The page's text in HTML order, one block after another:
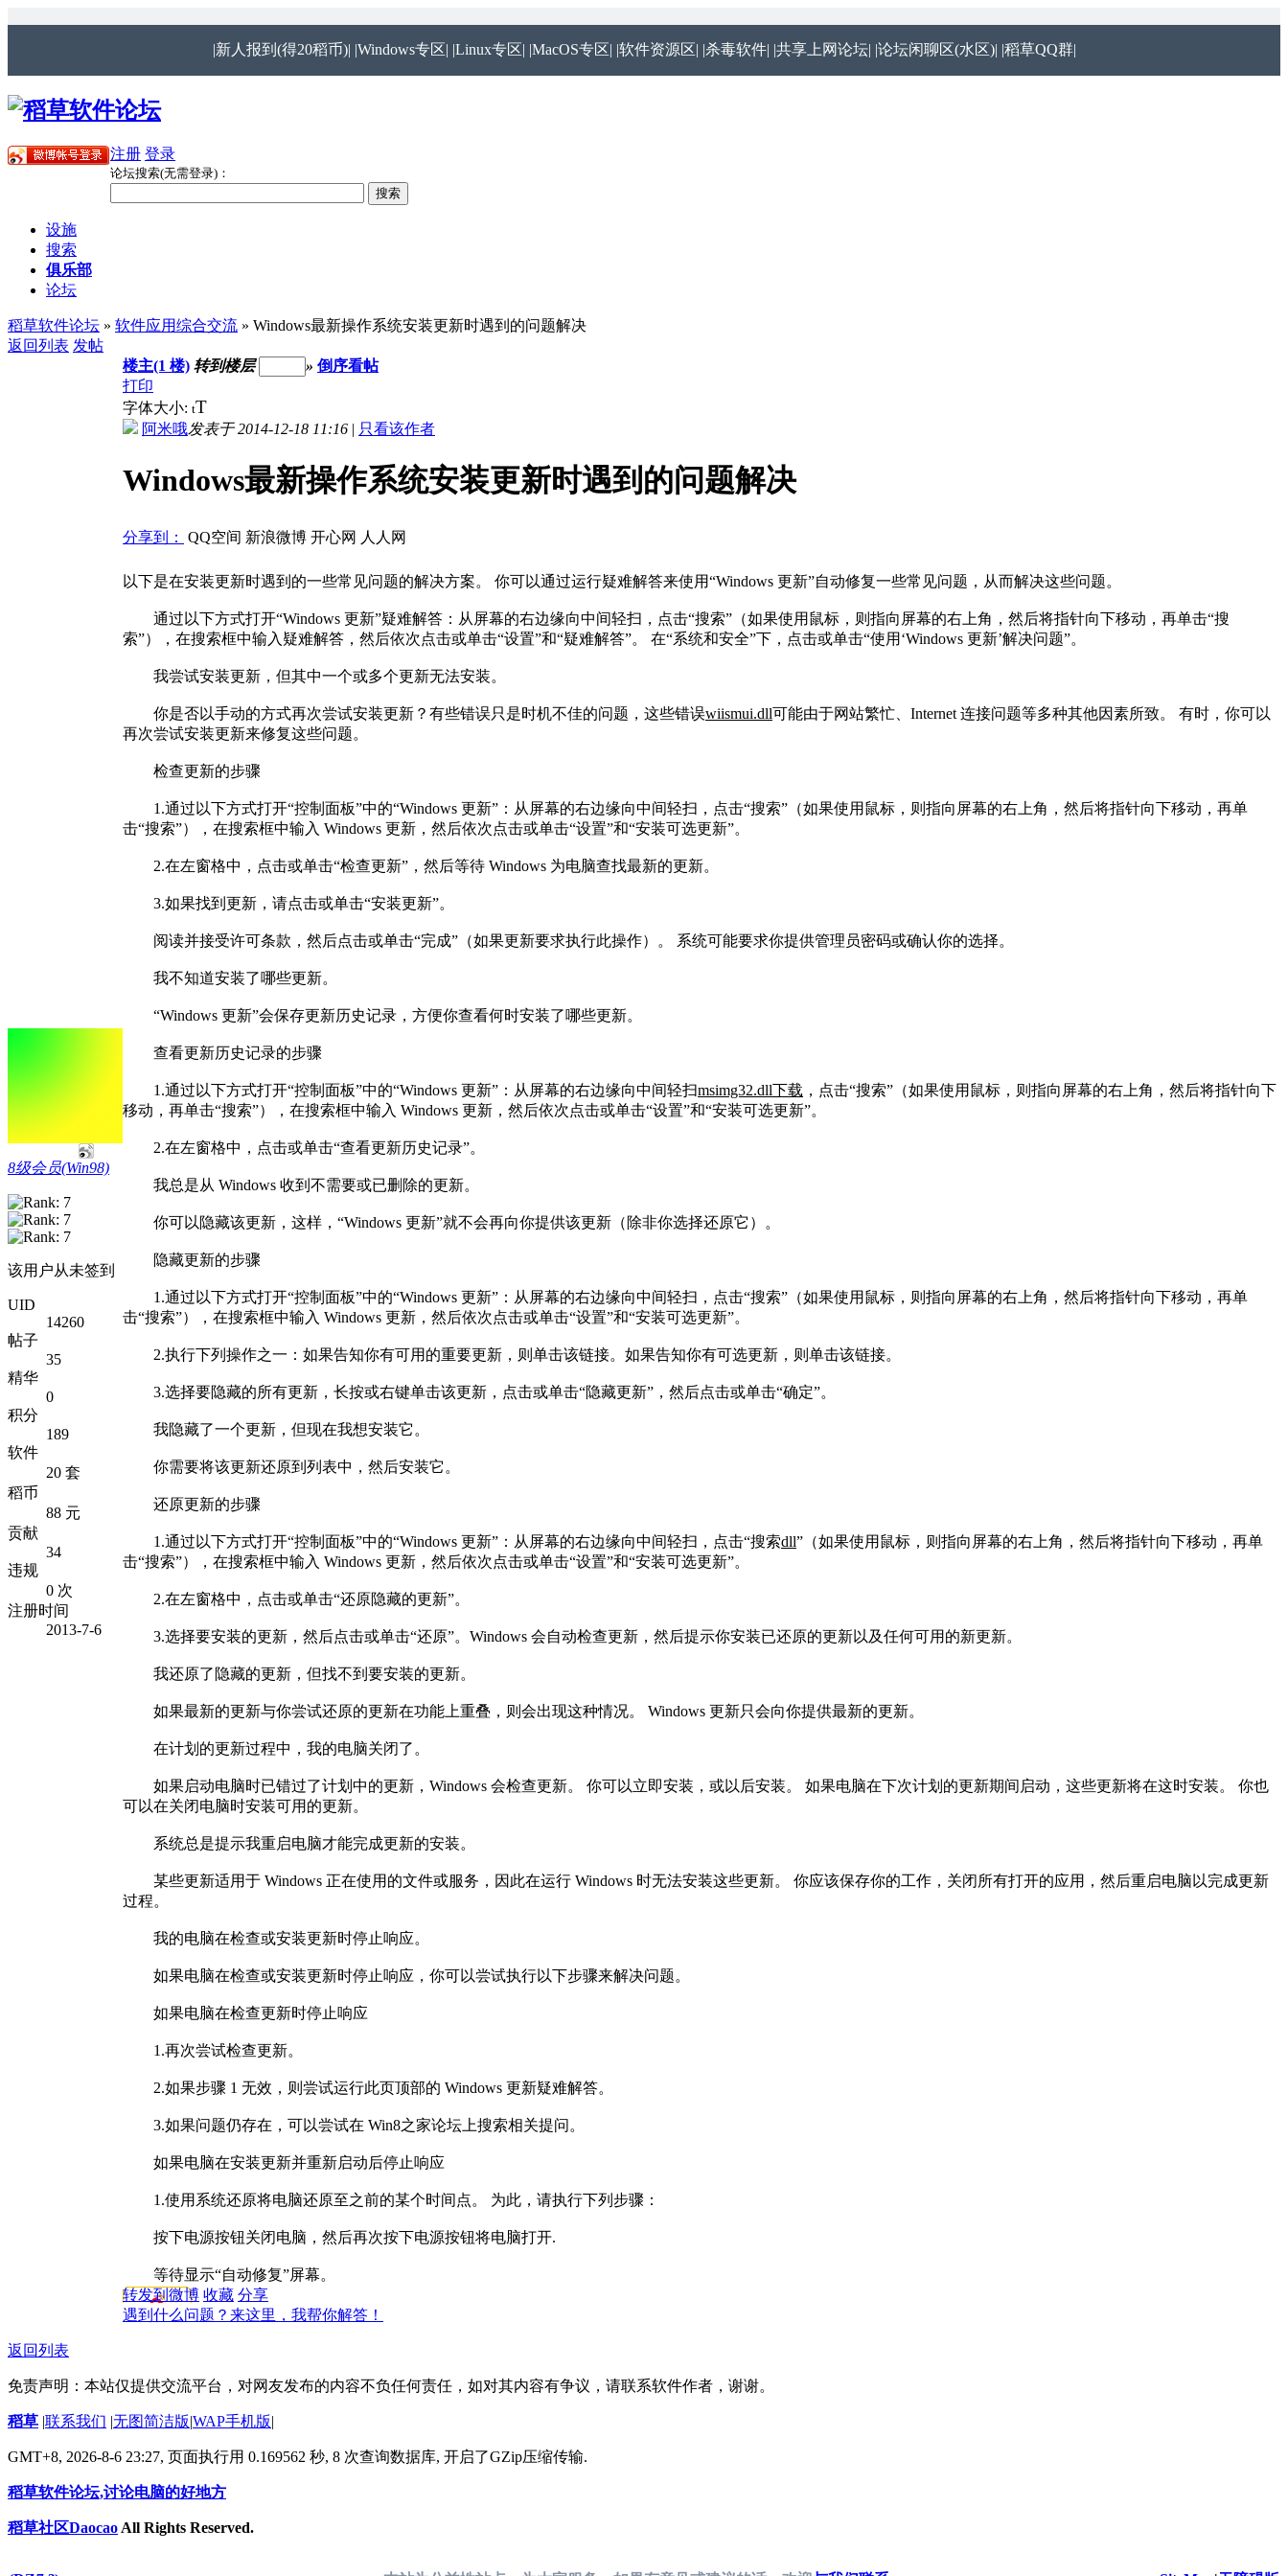
|新人报到(得20稻币)| |Windows专区| |Linux专区| |MacOS专区| |软件资源区| |杀毒软件| |共享上网论坛| |论坛闲聊区(水区)| |稻草QQ群|
注册 登录
论坛搜索(无需登录)：
设施
搜索
俱乐部
论坛
稻草软件论坛 » 软件应用综合交流 » Windows最新操作系统安装更新时遇到的问题解决
返回列表 发帖
8级会员(Win98)
该用户从未签到
UID
14260
帖子
35
精华
0
积分
189
软件
20 套
稻币
88 元
贡献
34
违规
0 次
注册时间
2013-7-6
楼主(1 楼) 转到楼层 » 倒序看帖
打印
字体大小: tT
阿米哦发表于 2014-12-18 11:16 | 只看该作者
Windows最新操作系统安装更新时遇到的问题解决
分享到： QQ空间 新浪微博 开心网 人人网
以下是在安装更新时遇到的一些常见问题的解决方案。 你可以通过运行疑难解答来使用“Windows 更新”自动修复一些常见问题，从而解决这些问题。
通过以下方式打开“Windows 更新”疑难解答：从屏幕的右边缘向中间轻扫，点击“搜索”（如果使用鼠标，则指向屏幕的右上角，然后将指针向下移动，再单击“搜
索”），在搜索框中输入疑难解答，然后依次点击或单击“设置”和“疑难解答”。 在“系统和安全”下，点击或单击“使用‘Windows 更新’解决问题”。
我尝试安装更新，但其中一个或多个更新无法安装。
你是否以手动的方式再次尝试安装更新？有些错误只是时机不佳的问题，这些错误wiismui.dll可能由于网站繁忙、Internet 连接问题等多种其他因素所致。 有时，你可以
再次尝试安装更新来修复这些问题。
检查更新的步骤
1.通过以下方式打开“控制面板”中的“Windows 更新”：从屏幕的右边缘向中间轻扫，点击“搜索”（如果使用鼠标，则指向屏幕的右上角，然后将指针向下移动，再单
击“搜索”），在搜索框中输入 Windows 更新，然后依次点击或单击“设置”和“安装可选更新”。
2.在左窗格中，点击或单击“检查更新”，然后等待 Windows 为电脑查找最新的更新。
3.如果找到更新，请点击或单击“安装更新”。
阅读并接受许可条款，然后点击或单击“完成”（如果更新要求执行此操作）。 系统可能要求你提供管理员密码或确认你的选择。
我不知道安装了哪些更新。
“Windows 更新”会保存更新历史记录，方便你查看何时安装了哪些更新。
查看更新历史记录的步骤
1.通过以下方式打开“控制面板”中的“Windows 更新”：从屏幕的右边缘向中间轻扫msimg32.dll下载 ，点击“搜索”（如果使用鼠标，则指向屏幕的右上角，然后将指针向下
移动，再单击“搜索”），在搜索框中输入 Windows 更新，然后依次点击或单击“设置”和“安装可选更新”。
2.在左窗格中，点击或单击“查看更新历史记录”。
我总是从 Windows 收到不需要或已删除的更新。
你可以隐藏该更新，这样，“Windows 更新”就不会再向你提供该更新（除非你选择还原它）。
隐藏更新的步骤
1.通过以下方式打开“控制面板”中的“Windows 更新”：从屏幕的右边缘向中间轻扫，点击“搜索”（如果使用鼠标，则指向屏幕的右上角，然后将指针向下移动，再单
击“搜索”），在搜索框中输入 Windows 更新，然后依次点击或单击“设置”和“安装可选更新”。
2.执行下列操作之一：如果告知你有可用的重要更新，则单击该链接。如果告知你有可选更新，则单击该链接。
3.选择要隐藏的所有更新，长按或右键单击该更新，点击或单击“隐藏更新”，然后点击或单击“确定”。
我隐藏了一个更新，但现在我想安装它。
你需要将该更新还原到列表中，然后安装它。
还原更新的步骤
1.通过以下方式打开“控制面板”中的“Windows 更新”：从屏幕的右边缘向中间轻扫，点击“搜索dll”（如果使用鼠标，则指向屏幕的右上角，然后将指针向下移动，再单
击“搜索”），在搜索框中输入 Windows 更新，然后依次点击或单击“设置”和“安装可选更新”。
2.在左窗格中，点击或单击“还原隐藏的更新”。
3.选择要安装的更新，然后点击或单击“还原”。Windows 会自动检查更新，然后提示你安装已还原的更新以及任何可用的新更新。
我还原了隐藏的更新，但找不到要安装的更新。
如果最新的更新与你尝试还原的更新在功能上重叠，则会出现这种情况。 Windows 更新只会向你提供最新的更新。
在计划的更新过程中，我的电脑关闭了。
如果启动电脑时已错过了计划中的更新，Windows 会检查更新。 你可以立即安装，或以后安装。 如果电脑在下次计划的更新期间启动，这些更新将在这时安装。 你也
可以在关闭电脑时安装可用的更新。
系统总是提示我重启电脑才能完成更新的安装。
某些更新适用于 Windows 正在使用的文件或服务，因此在运行 Windows 时无法安装这些更新。 你应该保存你的工作，关闭所有打开的应用，然后重启电脑以完成更新
过程。
我的电脑在检查或安装更新时停止响应。
如果电脑在检查或安装更新时停止响应，你可以尝试执行以下步骤来解决问题。
如果电脑在检查更新时停止响应
1.再次尝试检查更新。
2.如果步骤 1 无效，则尝试运行此页顶部的 Windows 更新疑难解答。
3.如果问题仍存在，可以尝试在 Win8之家论坛上搜索相关提问。
如果电脑在安装更新并重新启动后停止响应
1.使用系统还原将电脑还原至之前的某个时间点。 为此，请执行下列步骤：
按下电源按钮关闭电脑，然后再次按下电源按钮将电脑打开.
等待显示“自动修复”屏幕。
转发到微博 收藏 分享
遇到什么问题？来这里，我帮你解答！
返回列表
免责声明：本站仅提供交流平台，对网友发布的内容不负任何责任，如对其内容有争议，请联系软件作者，谢谢。
稻草 |联系我们 |无图简洁版|WAP手机版|
GMT+8, 2026-8-6 23:27, 页面执行用 0.169562 秒, 8 次查询数据库, 开启了GZip压缩传输.
稻草软件论坛,讨论电脑的好地方
稻草社区Daocao All Rights Reserved.